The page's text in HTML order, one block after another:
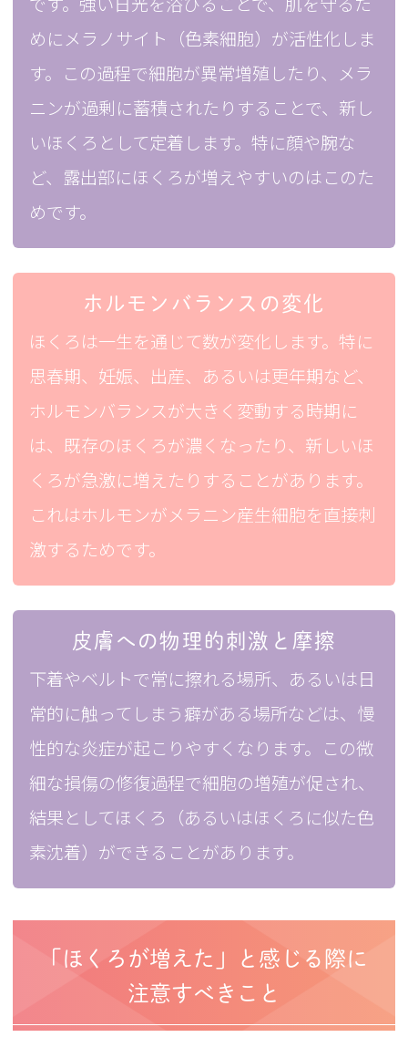
めにメラノサイト（色素細胞）が活性化しま
す。この過程で細胞が異常増殖したり、メラ
ニンが過剰に蓄積されたりすることで、新し
いほくろとして定着します。特に顔や腕な
ど、露出部にほくろが増えやすいのはこのた
めです。
ホルモンバランスの変化
ほくろは一生を通じて数が変化します。特に
思春期、妊娠、出産、あるいは更年期など、
ホルモンバランスが大きく変動する時期に
は、既存のほくろが濃くなったり、新しいほ
くろが急激に増えたりすることがあります。
これはホルモンがメラニン産生細胞を直接刺
激するためです。
皮膚への物理的刺激と摩擦
下着やベルトで常に擦れる場所、あるいは日
常的に触ってしまう癖がある場所などは、慢
性的な炎症が起こりやすくなります。この微
細な損傷の修復過程で細胞の増殖が促され、
結果としてほくろ（あるいはほくろに似た色
素沈着）ができることがあります。
「ほくろが増えた」と感じる際に
注意すべきこと